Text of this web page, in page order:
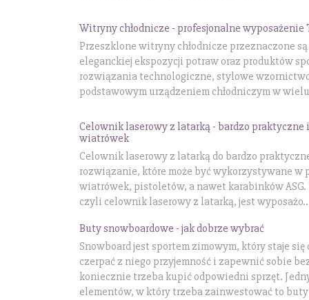
Witryny chłodnicze - profesjonalne wyposażenie
Przeszklone witryny chłodnicze przeznaczone
eleganckiej ekspozycji potraw oraz produktów
rozwiązania technologiczne, stylowe
podstawowym urządzeniem chłodniczym w
Celownik laserowy z latarką - bardzo
wiatrówek
Celownik laserowy z latarką do bardzo
rozwiązanie, które może być wykorzystywane w
wiatrówek, pistoletów, a nawet karabinków
czyli celownik laserowy z latarką, jest
Buty snowboardowe - jak dobrze wybrać
Snowboard jest sportem zimowym, który staje
czerpać z niego przyjemność i zapewnić sobie
koniecznie trzeba kupić odpowiedni sprzęt.
elementów, w który trzeba zainwestować to buty